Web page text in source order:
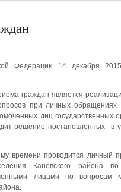
Федерации 14 декабря
граждан является
при личных обращениях
лиц государственных
решение постановленных в
времени проводится личный
Каневского района
лицами по вопросам